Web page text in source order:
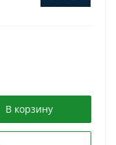
В корзину